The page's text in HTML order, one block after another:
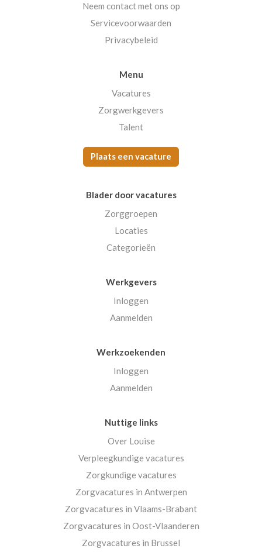
Neem contact met ons op
Servicevoorwaarden
Privacybeleid
Menu
Vacatures
Zorgwerkgevers
Talent
Plaats een vacature
Blader door vacatures
Zorggroepen
Locaties
Categorieën
Werkgevers
Inloggen
Aanmelden
Werkzoekenden
Inloggen
Aanmelden
Nuttige links
Over Louise
Verpleegkundige vacatures
Zorgkundige vacatures
Zorgvacatures in Antwerpen
Zorgvacatures in Vlaams-Brabant
Zorgvacatures in Oost-Vlaanderen
Zorgvacatures in Brussel